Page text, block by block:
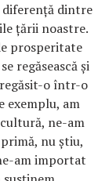
diferenţă dintre
ţării noastre.
prosperitate
regăsească şi
o într-o
exemplu, am
ne-am
nu ştiu,
am importat